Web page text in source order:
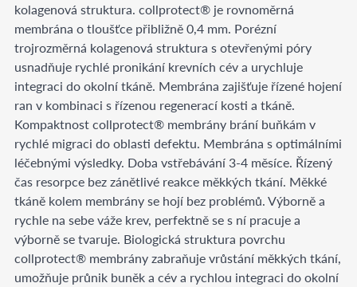
kolagenová struktura. collprotect® je rovnoměrná
membrána o tloušťce přibližně 0,4 mm. Porézní
trojrozměrná kolagenová struktura s otevřenými póry
usnadňuje rychlé pronikání krevních cév a urychluje
integraci do okolní tkáně. Membrána zajišťuje řízené hojení
ran v kombinaci s řízenou regenerací kosti a tkáně.
Kompaktnost collprotect® membrány brání buňkám v
rychlé migraci do oblasti defektu. Membrána s optimálními
léčebnými výsledky. Doba vstřebávání 3-4 měsíce. Řízený
čas resorpce bez zánětlivé reakce měkkých tkání. Měkké
tkáně kolem membrány se hojí bez problémů. Výborně a
rychle na sebe váže krev, perfektně se s ní pracuje a
výborně se tvaruje. Biologická struktura povrchu
collprotect® membrány zabraňuje vrůstání měkkých tkání,
umožňuje průnik buněk a cév a rychlou integraci do okolní